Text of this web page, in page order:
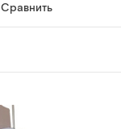
Сравнить